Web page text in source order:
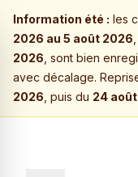
Information été : les
2026 au 5 août 2026
2026 , sont bien
avec décalage.
2026 , puis du 24